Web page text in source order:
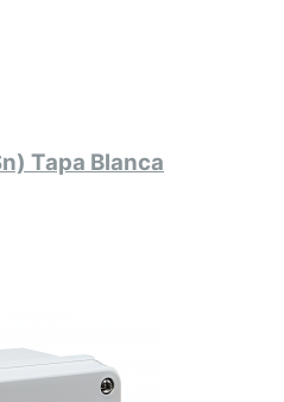
Tapa Blanca